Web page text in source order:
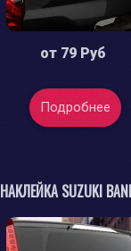
от 79 Руб
Подробнее
НАКЛЕЙКА SUZUKI